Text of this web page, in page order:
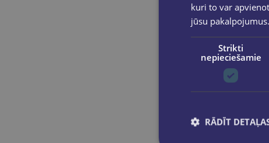
Sandra Ošiņa, Valdis Ošiņš
Valērijs Siņeļņikovs
kuri to var
jūsu pakalpojumus.
Strikti
nepieciešamie
RĀDĪT